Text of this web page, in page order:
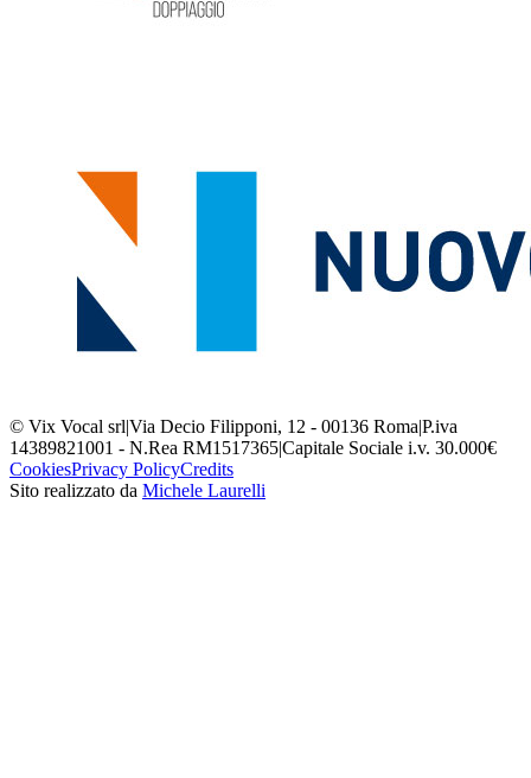
© Vix Vocal srl|Via Decio Filipponi, 12 - 00136 Roma|P.iva
14389821001 - N.Rea RM1517365|Capitale Sociale i.v. 30.000€
CookiesPrivacy PolicyCredits
Sito realizzato da Michele Laurelli